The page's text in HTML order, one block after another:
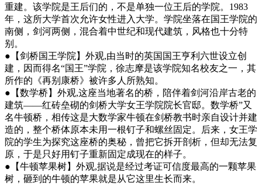
重建。该学院是王后们的，不是单独一位王后的学院。1983
年，这所大学首次允许女性进入大学。学院坐落在国王学院的
南侧，剑河两侧，混合着中世纪和现代建筑，风格也十分特
别。
●【剑桥国王学院】外观,由当时的英国国王亨利六世设立创
建，因而得名“国王”学院，徐志摩是该学院知名校友之一，其
所作的《再别康桥》被许多人所熟知。
●【数学桥】外观,这座当地著名的桥，陪伴着剑河沿岸古老的
建筑——红砖垒砌的剑桥大学女王学院院长官邸。数学桥”又
名牛顿桥，相传这是大数学家牛顿在剑桥教书时亲自设计并建
造的，整个桥体原本未用一根钉子和螺丝固定。后来，女王学
院的学生为探究这座桥的奥秘，曾把它拆开剖析，但却无法复
原，于是只好用钉子重新固定成现在的样子。
●【牛顿苹果树】外观,据说是经过考证可信度最高的一颗苹果
树，砸到的牛顿的苹果就是从它这里生长而来。